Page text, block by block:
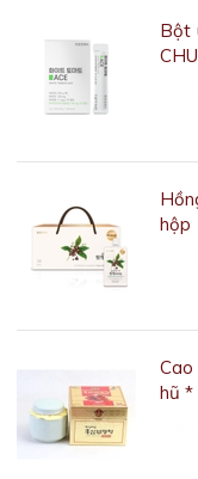
Bột
hộp
Cao
hũ *